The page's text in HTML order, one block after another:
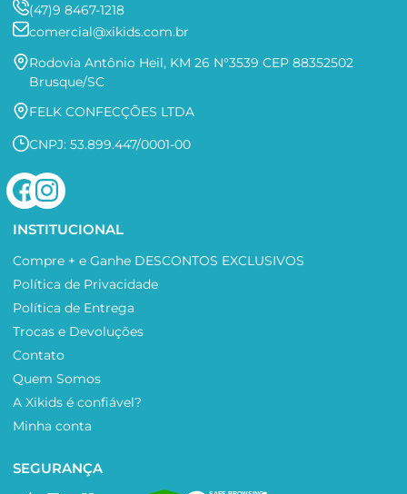
(47)9 8467-1218
comercial@xikids.com.br
Rodovia Antônio Heil, KM 26 N°3539 CEP 88352502
Brusque/SC
FELK CONFECÇÕES LTDA
CNPJ: 53.899.447/0001-00
INSTITUCIONAL
Compre + e Ganhe DESCONTOS EXCLUSIVOS
Política de Privacidade
Política de Entrega
Trocas e Devoluções
Contato
Quem Somos
A Xikids é confiável?
Minha conta
SEGURANÇA